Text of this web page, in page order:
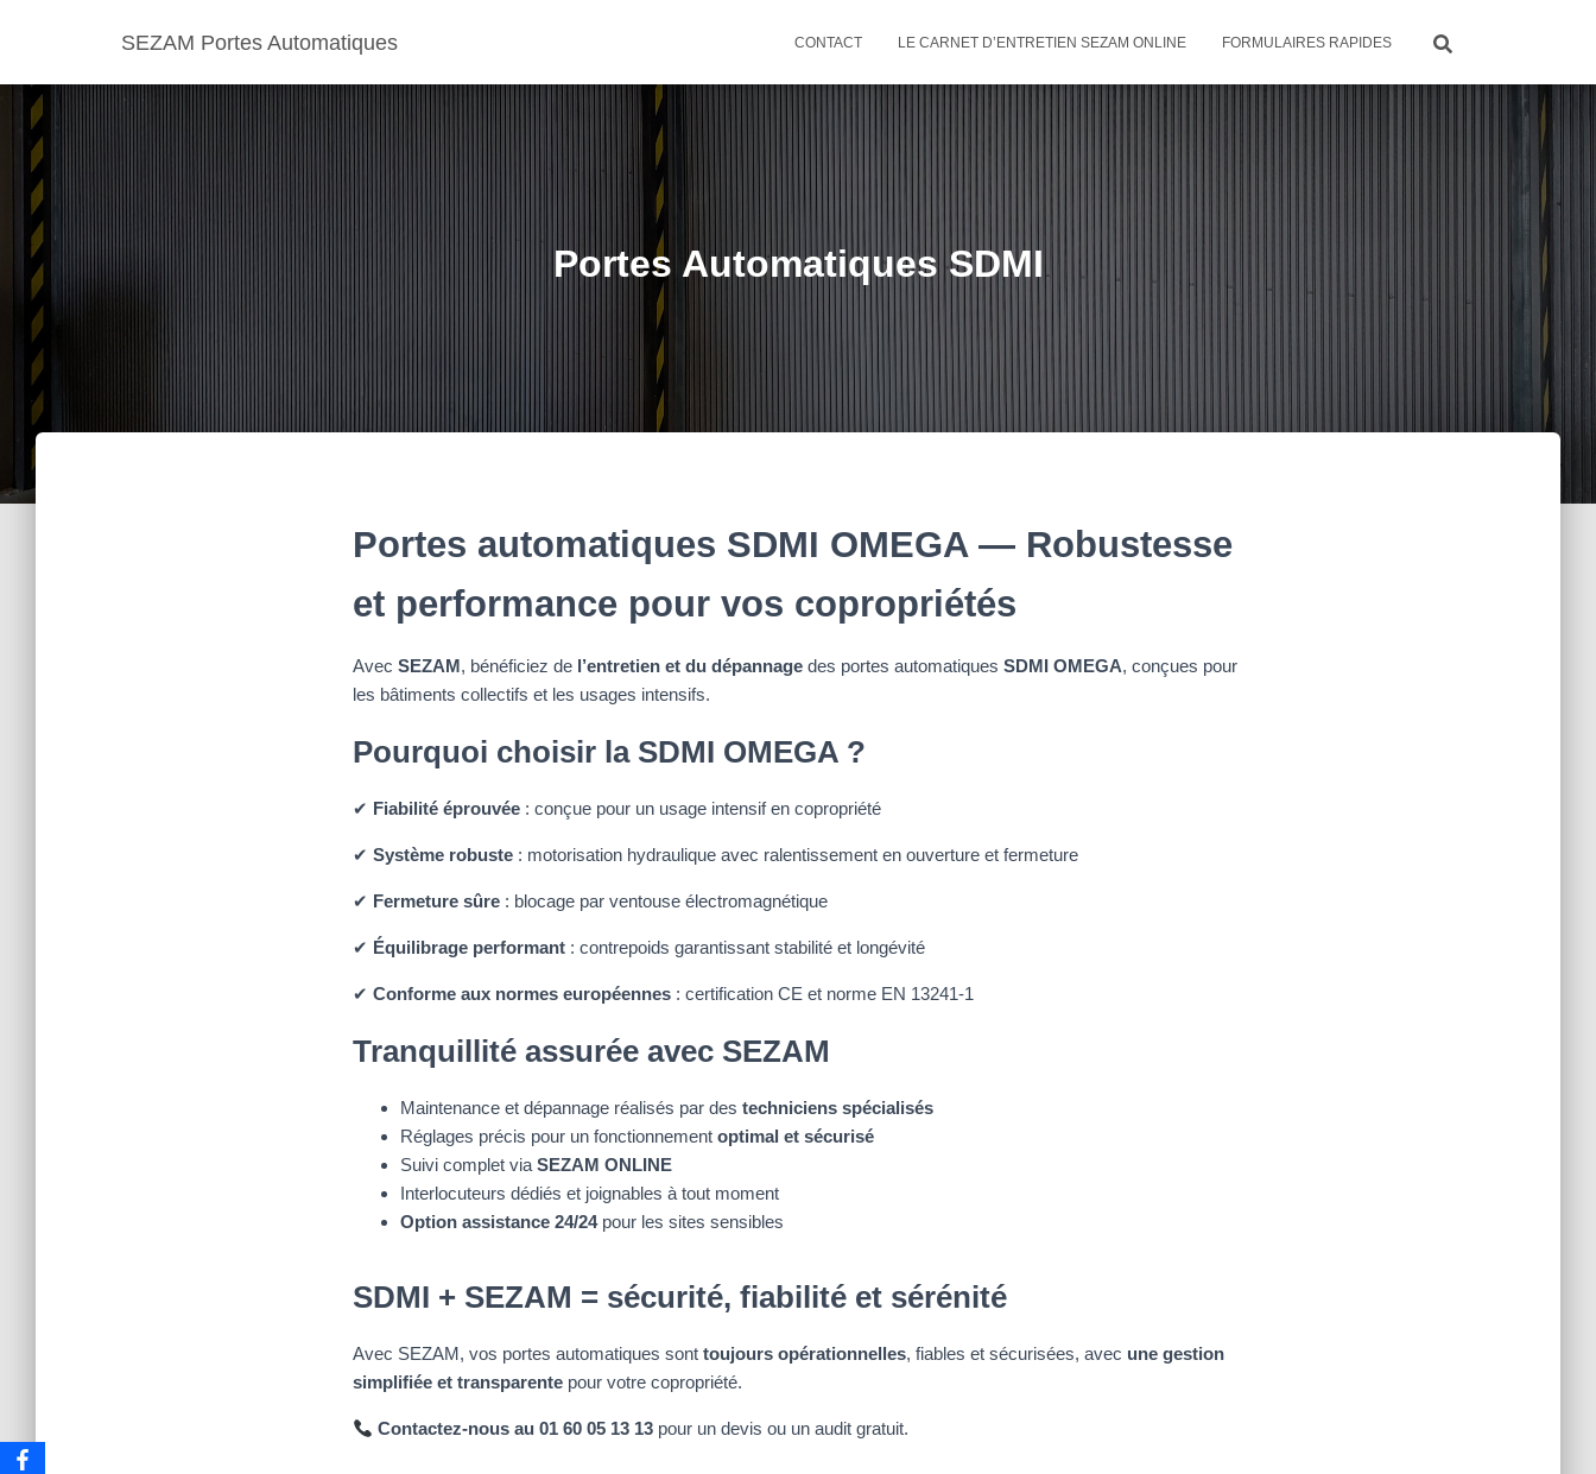
SEZAM Portes Automatiques CONTACT LE CARNET D’ENTRETIEN SEZAM ONLINE FORMULAIRES RAPIDES
Portes Automatiques SDMI
Portes automatiques SDMI OMEGA — Robustesse
et performance pour vos copropriétés
Avec SEZAM, bénéficiez de l’entretien et du dépannage des portes automatiques SDMI OMEGA, conçues pour
les bâtiments collectifs et les usages intensifs.
Pourquoi choisir la SDMI OMEGA ?
✔ Fiabilité éprouvée : conçue pour un usage intensif en copropriété
✔ Système robuste : motorisation hydraulique avec ralentissement en ouverture et fermeture
✔ Fermeture sûre : blocage par ventouse électromagnétique
✔ Équilibrage performant : contrepoids garantissant stabilité et longévité
✔ Conforme aux normes européennes : certification CE et norme EN 13241-1
Tranquillité assurée avec SEZAM
Maintenance et dépannage réalisés par des techniciens spécialisés
Réglages précis pour un fonctionnement optimal et sécurisé
Suivi complet via SEZAM ONLINE
Interlocuteurs dédiés et joignables à tout moment
Option assistance 24/24pour les sites sensibles
SDMI + SEZAM = sécurité, fiabilité et sérénité
Avec SEZAM, vos portes automatiques sont toujours opérationnelles, fiables et sécurisées, avec une gestion
simplifiée et transparente pour votre copropriété.
Contactez-nous au 01 60 05 13 13 pour un devis ou un audit gratuit.